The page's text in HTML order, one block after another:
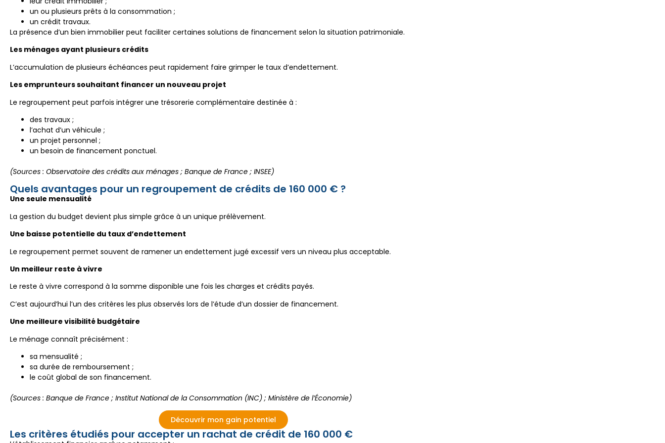
un ou plusieurs prêts à la consommation ;
un crédit travaux.
La présence d’un bien immobilier peut faciliter certaines solutions de financement selon la situation patrimoniale.
Les ménages ayant plusieurs crédits
L’accumulation de plusieurs échéances peut rapidement faire grimper le taux d’endettement.
Les emprunteurs souhaitant financer un nouveau projet
Le regroupement peut parfois intégrer une trésorerie complémentaire destinée à :
des travaux ;
l’achat d’un véhicule ;
un projet personnel ;
un besoin de financement ponctuel.
(Sources : Observatoire des crédits aux ménages ; Banque de France ; INSEE)
Quels avantages pour un regroupement de crédits de 160 000 € ?
Une seule mensualité
La gestion du budget devient plus simple grâce à un unique prélèvement.
Une baisse potentielle du taux d’endettement
Le regroupement permet souvent de ramener un endettement jugé excessif vers un niveau plus acceptable.
Un meilleur reste à vivre
Le reste à vivre correspond à la somme disponible une fois les charges et crédits payés.
C’est aujourd’hui l’un des critères les plus observés lors de l’étude d’un dossier de financement.
Une meilleure visibilité budgétaire
Le ménage connaît précisément :
sa mensualité ;
sa durée de remboursement ;
le coût global de son financement.
(Sources : Banque de France ; Institut National de la Consommation (INC) ; Ministère de l’Économie)
Découvrir mon gain potentiel
Les critères étudiés pour accepter un rachat de crédit de 160 000 €